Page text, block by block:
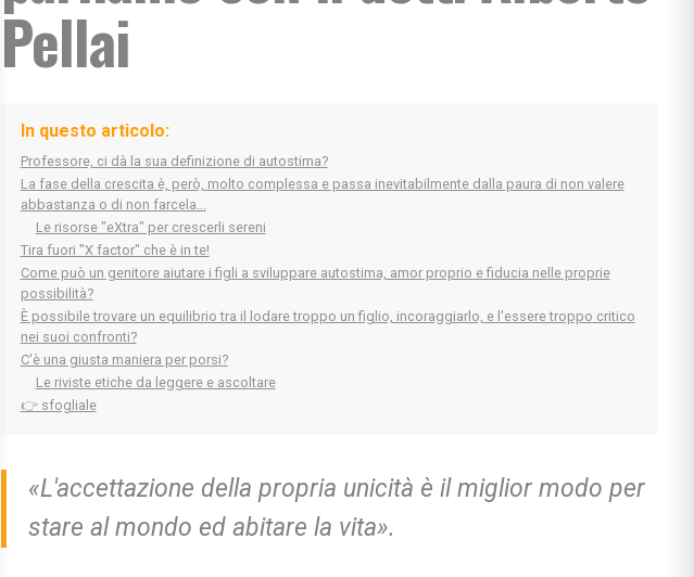
Pellai
In questo articolo:
Professore, ci dà la sua definizione di autostima?
La fase della crescita è, però, molto complessa e passa inevitabilmente dalla paura di non valere
abbastanza o di non farcela...
Le risorse "eXtra" per crescerli sereni
Tira fuori "X factor" che è in te!
Come può un genitore aiutare i figli a sviluppare autostima, amor proprio e fiducia nelle proprie
possibilità?
È possibile trovare un equilibrio tra il lodare troppo un figlio, incoraggiarlo, e l'essere troppo critico
nei suoi confronti?
C'è una giusta maniera per porsi?
Le riviste etiche da leggere e ascoltare
👉 sfogliale
«L'accettazione della propria unicità è il miglior modo per
stare al mondo ed abitare la vita».